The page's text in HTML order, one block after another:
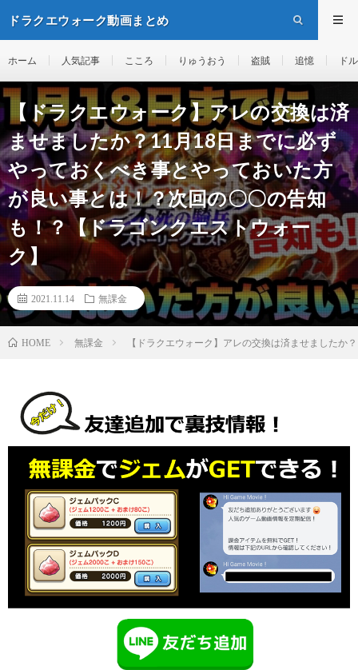
ドラクエウォーク動画まとめ
ホーム 人気記事 こころ りゅうおう 盗賊 追憶 ド
【ドラクエウォーク】アレの交換は済
ませましたか？11月18日までに必ず
やっておくべき事とやっておいた方
が良い事とは！？次回の〇〇の告知
も！？【ドラゴンクエストウォー
ク】
2021.11.14 無課金
HOME 無課金 【ドラクエウォーク】アレの交換は済ませました